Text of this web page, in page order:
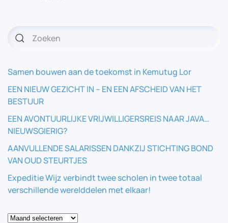
Samen bouwen aan de toekomst in Kemutug Lor
EEN NIEUW GEZICHT IN – EN EEN AFSCHEID VAN HET
BESTUUR
EEN AVONTUURLIJKE VRIJWILLIGERSREIS NAAR JAVA…
NIEUWSGIERIG?
AANVULLENDE SALARISSEN DANKZIJ STICHTING BOND
VAN OUD STEURTJES
Expeditie Wijz verbindt twee scholen in twee totaal
verschillende werelddelen met elkaar!
Blog